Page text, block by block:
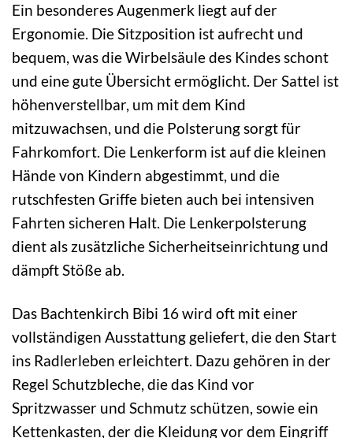
Ein besonderes Augenmerk liegt auf der
Ergonomie. Die Sitzposition ist aufrecht und
bequem, was die Wirbelsäule des Kindes schont
und eine gute Übersicht ermöglicht. Der Sattel ist
höhenverstellbar, um mit dem Kind
mitzuwachsen, und die Polsterung sorgt für
Fahrkomfort. Die Lenkerform ist auf die kleinen
Hände von Kindern abgestimmt, und die
rutschfesten Griffe bieten auch bei intensiven
Fahrten sicheren Halt. Die Lenkerpolsterung
dient als zusätzliche Sicherheitseinrichtung und
dämpft Stöße ab.
Das Bachtenkirch Bibi 16 wird oft mit einer
vollständigen Ausstattung geliefert, die den Start
ins Radlerleben erleichtert. Dazu gehören in der
Regel Schutzbleche, die das Kind vor
Spritzwasser und Schmutz schützen, sowie ein
Kettenkasten, der die Kleidung vor dem Eingriff